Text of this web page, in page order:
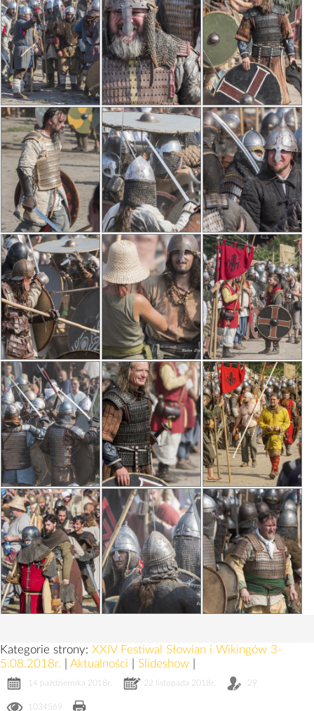
Kategorie strony: XXIV Festiwal Słowian i Wikingów 3-
5.08.2018r.
Aktualności Slideshow
14 października 2018r. 22 listopada 2018r. 29
1034569